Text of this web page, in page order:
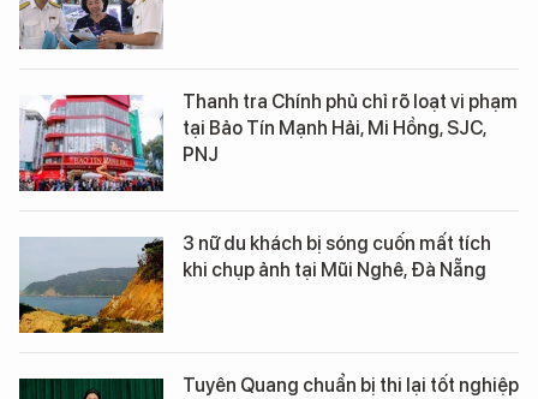
Thanh tra Chính phủ chỉ rõ loạt vi phạm
tại Bảo Tín Mạnh Hải, Mi Hồng, SJC,
PNJ
3 nữ du khách bị sóng cuốn mất tích
khi chụp ảnh tại Mũi Nghê, Đà Nẵng
Tuyên Quang chuẩn bị thi lại tốt nghiệp